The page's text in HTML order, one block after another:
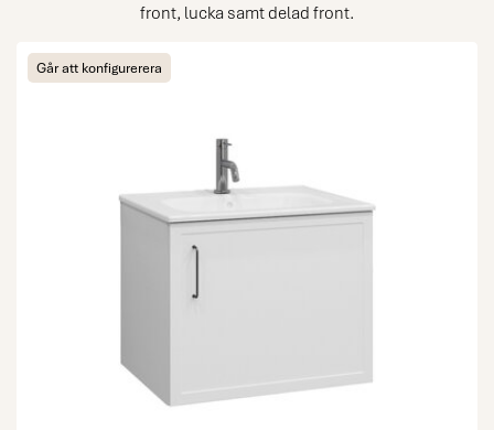
front, lucka samt delad front.
Går att konfigurerera